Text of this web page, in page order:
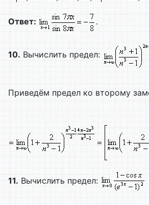
Ответ: .
10. Вычислить предел:
Приведём предел ко второму
11. Вычислить предел: